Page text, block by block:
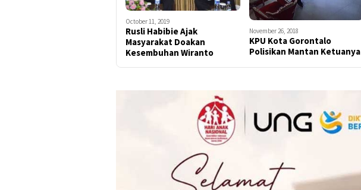
October 11, 2019
Rusli Habibie Ajak
Masyarakat Doakan
Kesembuhan Wiranto
November 26, 2018
KPU Kota Gorontalo
Polisikan Mantan Ketuanya